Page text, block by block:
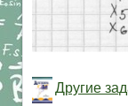
Другие